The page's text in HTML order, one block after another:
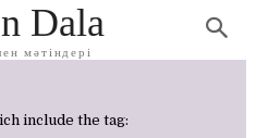
Dala
мәтіндері
include the tag: